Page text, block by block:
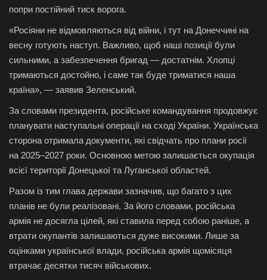
попри постійний тиск ворога.
«Росіяни не відмовляються від війни, і тут на Донеччині на
весну готують наступ. Важливо, щоб наші позиції були
сильними, а забезпечення бригад — достатнім. Хлопці
тримаються достойно, і саме так буде триматися наша
країна», — заявив Зеленський.
За словами президента, російське командування продовжує
планувати наступальні операції на сході України. Українська
сторона отримала документи, які свідчать про плани росії
на 2025–2027 роки. Основною метою залишається окупація
всієї території Донецької та Луганської областей.
Разом із тим глава держави зазначив, що багато з цих
планів не були реалізовані. За його словами, російська
армія не досягла цілей, які ставила перед собою раніше, а
втрати окупантів залишаються дуже високими. Лише за
оцінками української влади, російська армія щомісяця
втрачає десятки тисяч військових.